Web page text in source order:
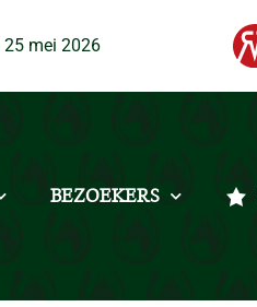
mei 2026
BEZOEKERS